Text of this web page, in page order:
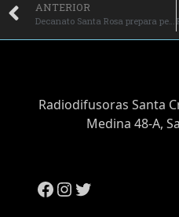
ANTERIOR
Decanato Santa Rosa prepara peregrinación juvenil desde Rengo a Pelequén.
Radiodifusoras Santa
Medina 48-A,